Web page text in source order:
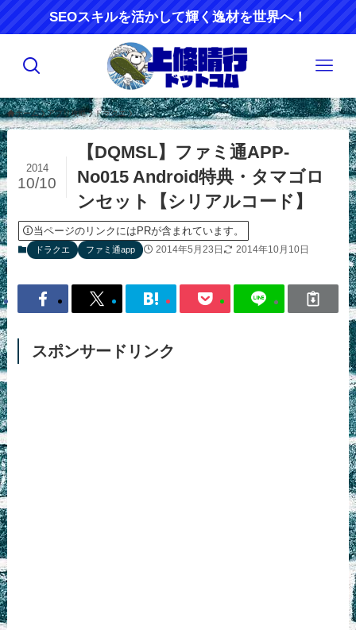
SEOスキルを活かして輝く逸材を世界へ！
ホーム アプリ攻略 ドラクエ
【DQMSL】ファミ通APP-
No015 Android特典・タマゴロ
ンセット【シリアルコード】
2014
10/10
当ページのリンクにはPRが含まれています。
ドラクエ ファミ通app 2014年5月23日 2014年10月10日
スポンサードリンク